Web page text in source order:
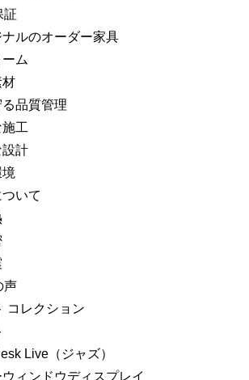
証
ナルのオーダー家具
ム
材
品質管理
工
計
いて
声
コレクション
Live（ジャズ）
ウィンドウディスプレイ